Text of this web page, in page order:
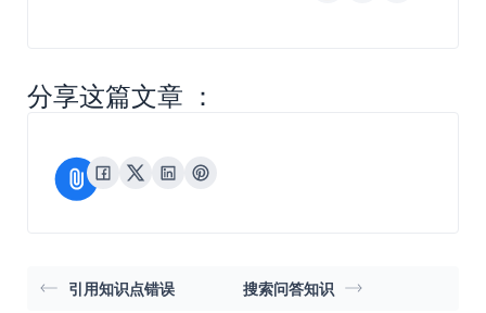
分享这篇文章 ：
引用知识点错误 搜索问答知识